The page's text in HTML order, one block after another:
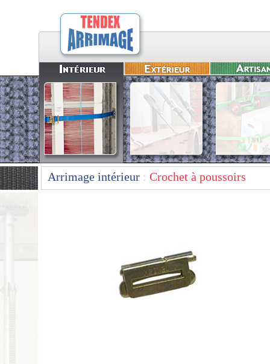
Arrimage intérieur: Crochet à poussoirs